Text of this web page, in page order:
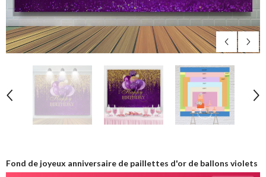
Fond de joyeux anniversaire de paillettes d'or de ballons violets